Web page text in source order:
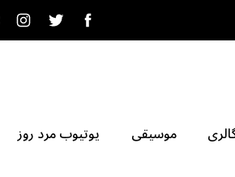
موسیقی یوتیوب مرد روز